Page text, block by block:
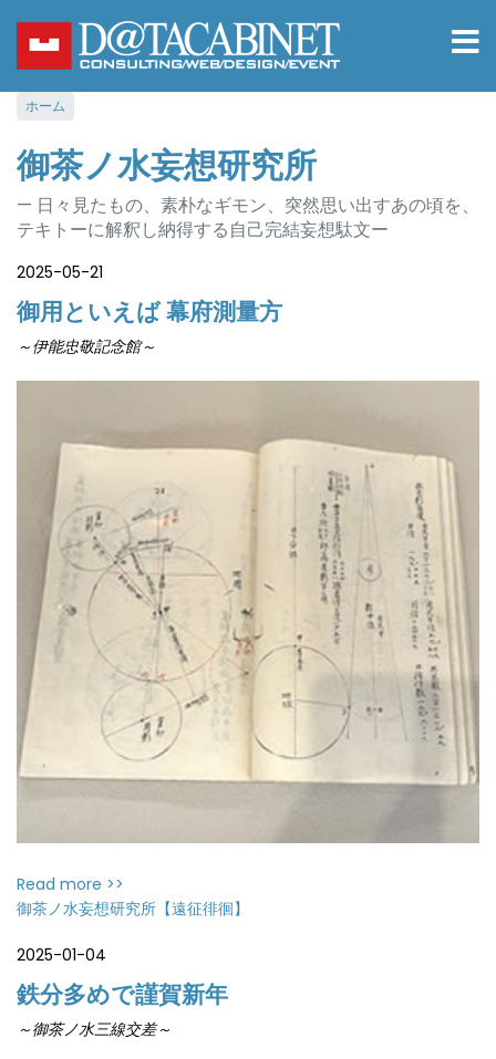
ホーム
御茶ノ水妄想研究所
日々見たもの、素朴なギモン、突然思い出すあの頃を、
テキトーに解釈し納得する自己完結妄想駄文ー
2025-05-21
御用といえば 幕府測量方
～伊能忠敬記念館～
Read more >>
御茶ノ水妄想研究所【遠征徘徊】
2025-01-04
鉄分多めで謹賀新年
～御茶ノ水三線交差～